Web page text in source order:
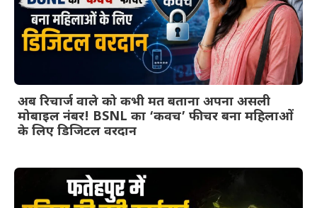
अब रिचार्ज वाले को कभी मत बताना अपना असली
मोबाइल नंबर! BSNL का ‘कवच’ फीचर बना महिलाओं
के लिए डिजिटल वरदान